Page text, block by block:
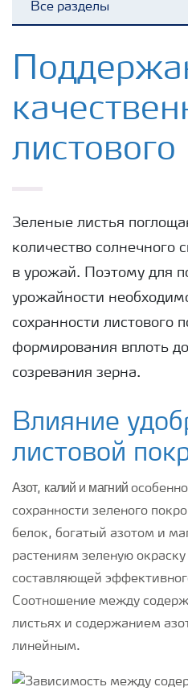
Все разделы
Удобрения Yara
Культуры
Инструменты и сервисы
листового
Зеленые листья
количество солнечного
в урожай. Поэтому для
урожайности
сохранности листового
формирования вплоть
созревания зерна.
Влияние
листовой
Азот, калий и магний
сохранности зеленого
белок, богатый азотом и
растениям зеленую
составляющей
Соотношение между
листьях и содержанием
линейным.